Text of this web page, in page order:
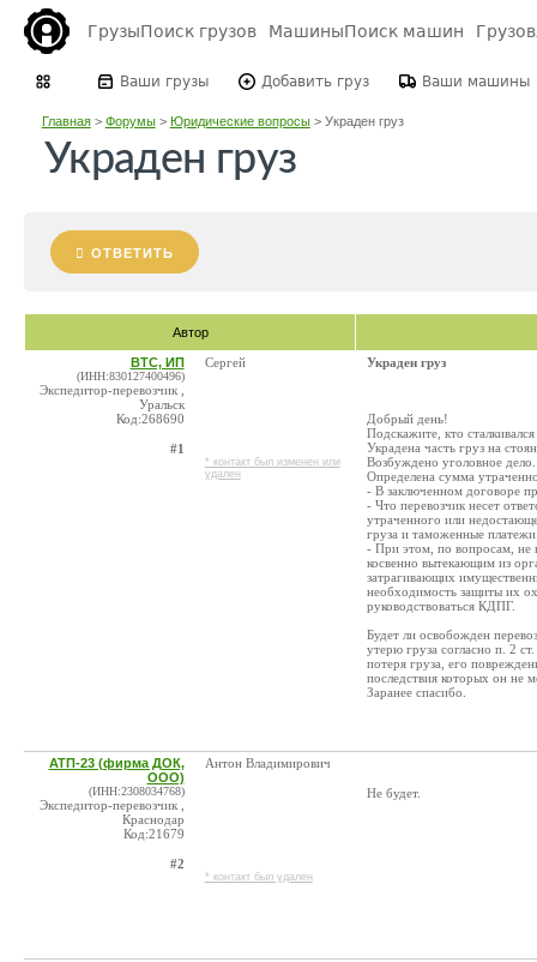
ГрузыПоиск грузов МашиныПоиск машин
Ваши грузы Добавить груз Ваши машины
Главная> Форумы> Юридические вопросы> Украден груз
Украден груз
ОТВЕТИТЬ
Автор
BTC, ИП
(ИНН:830127400496)
Экспедитор-перевозчик ,
Уральск
Код:268690
#1
Сергей
* контакт был изменен или
удален
Украден груз
Добрый день!
Подскажите, кто
Украдена часть груз на
Возбуждено уголовное дело.
Определена сумма
- В заключенном договоре
- Что перевозчик несет
утраченного или
груза и таможенные
- При этом, по вопросам, не
косвенно вытекающим из
затрагивающих
необходимость защиты их
руководствоваться КДПГ.
Будет ли освобожден
утерю груза согласно п. 2
потеря груза, его
последствия которых он не
Заранее спасибо.
АТП-23 (фирма ДОК,
ООО)
(ИНН:2308034768)
Экспедитор-перевозчик ,
Краснодар
Код:21679
#2
Антон Владимирович
* контакт был удален
Не будет.